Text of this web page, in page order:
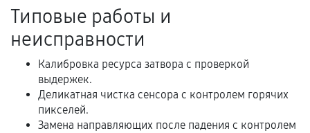
услуг и сроком гарантии.
Документы на установленные комплектующие
и кассовый чек.
Расширенная гарантия
Типовые работы и
неисправности
Калибровка ресурса затвора с проверкой
выдержек.
Деликатная чистка сенсора с контролем горячих
пикселей.
Замена направляющих после падения с контролем